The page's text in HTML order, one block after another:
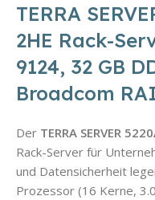
TERRA
2HE Rack-
9124, 32 GB
Broadcom
Der TERRA SERVER
Rack-Server für
und Datensicherheit
Prozessor (16 Kerne,